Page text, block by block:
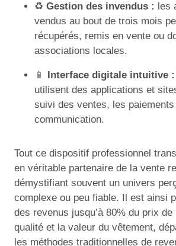
♻️ Gestion des invendus : les
vendus au bout de trois mois
récupérés, remis en vente ou
associations locales.
📱 Interface digitale intuitive :
utilisent des applications et
suivi des ventes, les
communication.
Tout ce dispositif professionnel
en véritable partenaire de la vente
démystifiant souvent un univers
complexe ou peu fiable. Il est ainsi
des revenus jusqu’à 80% du prix
qualité et la valeur du vêtement,
les méthodes traditionnelles de